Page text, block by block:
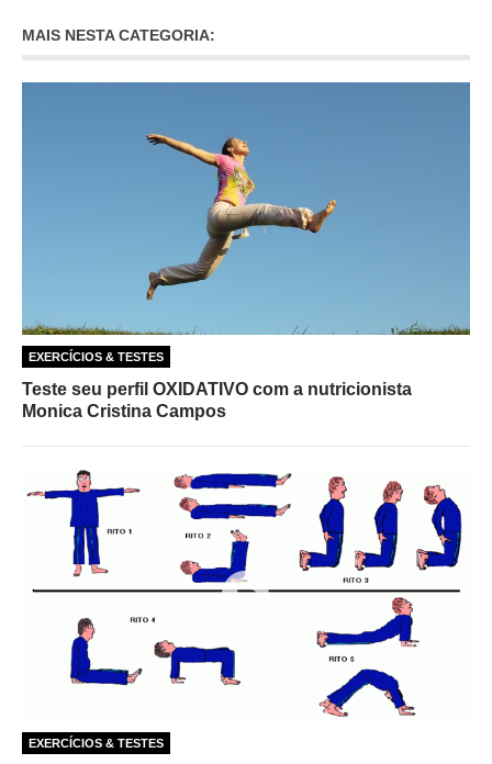
MAIS NESTA CATEGORIA:
EXERCÍCIOS & TESTES
Teste seu perfil OXIDATIVO com a nutricionista
Monica Cristina Campos
EXERCÍCIOS & TESTES